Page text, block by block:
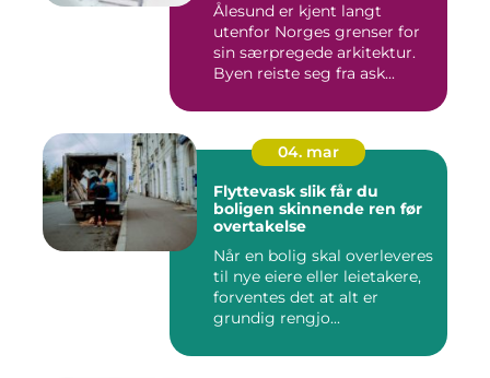
Ålesund er kjent langt
utenfor Norges grenser for
sin særpregede arkitektur.
Byen reiste seg fra ask...
04. mar
Flyttevask slik får du
boligen skinnende ren før
overtakelse
Når en bolig skal overleveres
til nye eiere eller leietakere,
forventes det at alt er
grundig rengjo...